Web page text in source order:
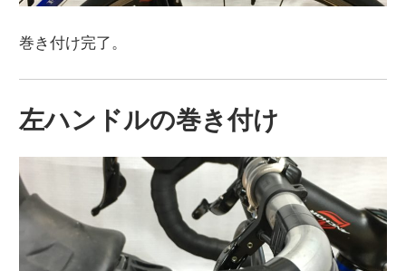
巻き付け完了。
左ハンドルの巻き付け